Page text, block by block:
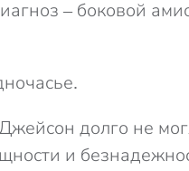
– боковой
долго не
и